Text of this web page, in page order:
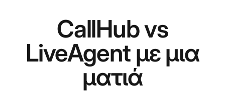
CallHub vs
LiveAgent με μια
ματιά